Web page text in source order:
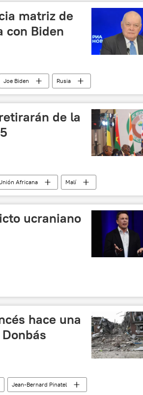
matriz de
con Biden
Joe Biden
Rusia
Rossiya Segodnya
de la
Africana
Malí
🌍 África
ucraniano
Ucrania
hace una
Jean-Bernard Pinatel